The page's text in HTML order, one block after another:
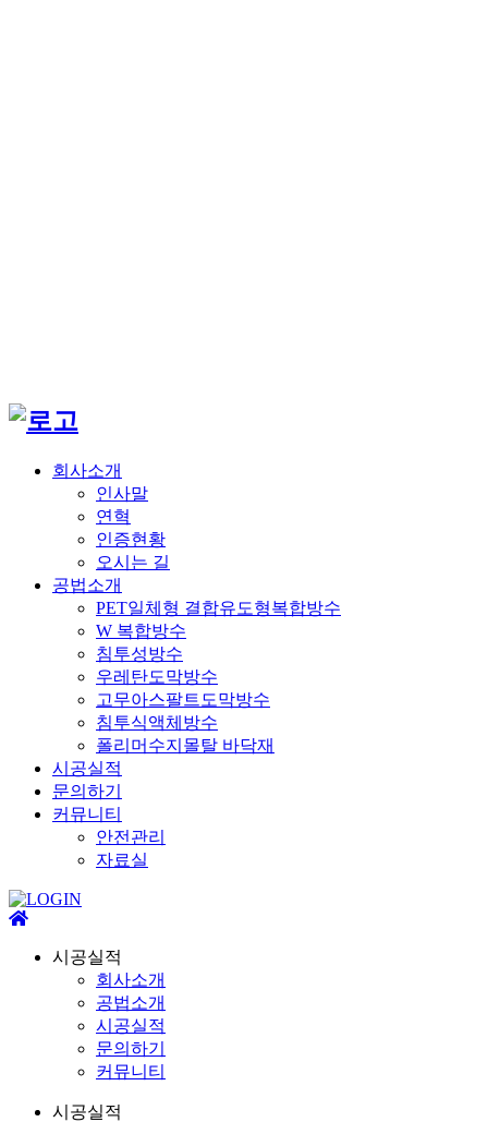
회사소개
인사말
연혁
인증현황
오시는 길
공법소개
PET일체형 결합유도형복합방수
W 복합방수
침투성방수
우레탄도막방수
고무아스팔트도막방수
침투식액체방수
폴리머수지몰탈 바닥재
시공실적
문의하기
커뮤니티
안전관리
자료실
시공실적
회사소개
공법소개
시공실적
문의하기
커뮤니티
시공실적